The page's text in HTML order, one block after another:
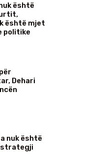
është
është mjet
politike
Dehari
nuk është